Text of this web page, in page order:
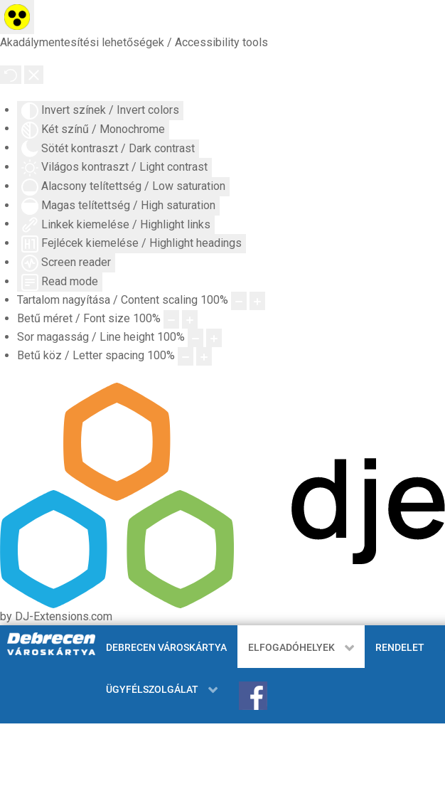
Akadálymentesítési lehetőségek / Accessibility tools
Invert színek / Invert colors
Két színű / Monochrome
Sötét kontraszt / Dark contrast
Világos kontraszt / Light contrast
Alacsony telítettség / Low saturation
Magas telítettség / High saturation
Linkek kiemelése / Highlight links
Fejlécek kiemelése / Highlight headings
Screen reader
Read mode
Tartalom nagyítása / Content scaling 100%
Betű méret / Font size 100%
Sor magasság / Line height 100%
Betű köz / Letter spacing 100%
by DJ-Extensions.com
DEBRECEN VÁROSKÁRTYA ELFOGADÓHELYEK RENDELET
ÜGYFÉLSZOLGÁLAT